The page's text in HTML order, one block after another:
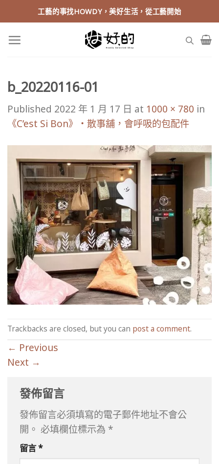
to
content
工藝的事找HOWDY，美好生活，從工藝開始
b_20220116-01
Published 2022 年 1 月 17 日 at 1000 × 780 in
《C’est Si Bon》・散事舖，會呼吸的包配件
Trackbacks are closed, but you can post a comment.
← Previous
Next →
發佈留言
發佈留言必須填寫的電子郵件地址不會公
開。 必填欄位標示為 *
留言*